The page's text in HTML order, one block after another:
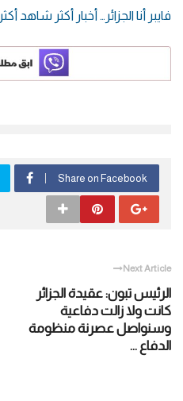
فايبر أنا الجزائر… أخبار أكثر شاهد أكثر
Share on Facebook
Next Article
الرئيس تبون: عقيدة الجزائر
كانت ولا زالت دفاعية
وسنواصل عصرنة منظومة
الدفاع ...